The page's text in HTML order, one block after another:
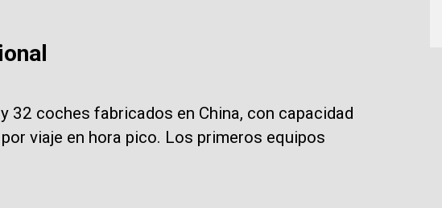
32 coches fabricados en China, con capacidad
viaje en hora pico. Los primeros equipos